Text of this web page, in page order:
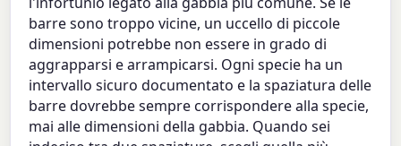
barre sono troppo vicine, un uccello di piccole
dimensioni potrebbe non essere in grado di
aggrapparsi e arrampicarsi. Ogni specie ha un
intervallo sicuro documentato e la spaziatura delle
barre dovrebbe sempre corrispondere alla specie,
mai alle dimensioni della gabbia. Quando sei